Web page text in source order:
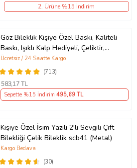
2. Ürüne %15 İndirim
Göz Bileklik Kişiye Özel Baskı, Kaliteli
Baskı, Işıklı Kalp Hediyeli, Çeliktir,
Paslanmaz, Kararmaz
(713)
Ücretsiz / 24 Saatte Kargo
583,17 TL
Sepette %15 İndirim 495,69 TL
Kişiye Özel İsim Yazılı 2'li Sevgili Çift
Bilekliği Çelik Bileklik scb41 (Metal)
(30)
Kargo Bedava